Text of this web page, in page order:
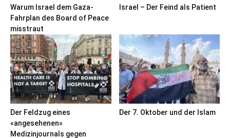
Warum Israel dem Gaza-
Fahrplan des Board of Peace
misstraut
Israel – Der Feind als Patient
Der Feldzug eines
«angesehenen»
Medizinjournals gegen
Der 7. Oktober und der Islam